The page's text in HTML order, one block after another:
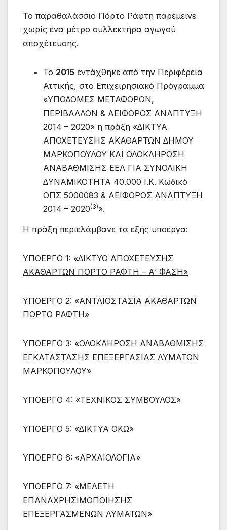
Το παραθαλάσσιο Πόρτο Ράφτη παρέμεινε
χωρίς ένα μέτρο συλλεκτήρα αγωγού
αποχέτευσης.
Το 2015 εντάχθηκε από την Περιφέρεια
Αττικής, στο Επιχειρησιακό Πρόγραμμα
«ΥΠΟΔΟΜΕΣ ΜΕΤΑΦΟΡΩΝ,
ΠΕΡΙΒΑΛΛΟΝ & ΑΕΙΦΟΡΟΣ ΑΝΑΠΤΥΞΗ
2014 – 2020» η πράξη «∆ΙΚΤΥΑ
ΑΠΟΧΕΤΕΥΣΗΣ ΑΚΑΘΑΡΤΩΝ ∆ΗΜΟΥ
ΜΑΡΚΟΠΟΥΛΟΥ ΚΑΙ ΟΛΟΚΛΗΡΩΣΗ
ΑΝΑΒΑΘΜΙΣΗΣ ΕΕΛ ΓΙΑ ΣΥΝΟΛΙΚΗ
∆ΥΝΑΜΙΚΟΤΗΤΑ 40.000 Ι.Κ. Κωδικό
ΟΠΣ 5000083 & ΑΕΙΦΟΡΟΣ ΑΝΑΠΤΥΞΗ
2014 – 2020(3)».
Η πράξη περιελάμβανε τα εξής υποέργα:
ΥΠΟΕΡΓΟ 1: «∆ΙΚΤΥΟ ΑΠΟΧΕΤΕΥΣΗΣ
ΑΚΑΘΑΡΤΩΝ ΠΟΡΤΟ ΡΑΦΤΗ – Α’ ΦΑΣΗ»
ΥΠΟΕΡΓΟ 2: «ΑΝΤΛΙΟΣΤΑΣΙΑ ΑΚΑΘΑΡΤΩΝ
ΠΟΡΤΟ ΡΑΦΤΗ»
ΥΠΟΕΡΓΟ 3: «ΟΛΟΚΛΗΡΩΣΗ ΑΝΑΒΑΘΜΙΣΗΣ
ΕΓΚΑΤΑΣΤΑΣΗΣ ΕΠΕΞΕΡΓΑΣΙΑΣ ΛΥΜΑΤΩΝ
ΜΑΡΚΟΠΟΥΛΟΥ»
ΥΠΟΕΡΓΟ 4: «ΤΕΧΝΙΚΟΣ ΣΥΜΒΟΥΛΟΣ»
ΥΠΟΕΡΓΟ 5: «∆ΙΚΤΥΑ ΟΚΩ»
ΥΠΟΕΡΓΟ 6: «ΑΡΧΑΙΟΛΟΓΙΑ»
ΥΠΟΕΡΓΟ 7: «ΜΕΛΕΤΗ
ΕΠΑΝΑΧΡΗΣΙΜΟΠΟΙΗΣΗΣ
ΕΠΕΞΕΡΓΑΣΜΕΝΩΝ ΛΥΜΑΤΩΝ»